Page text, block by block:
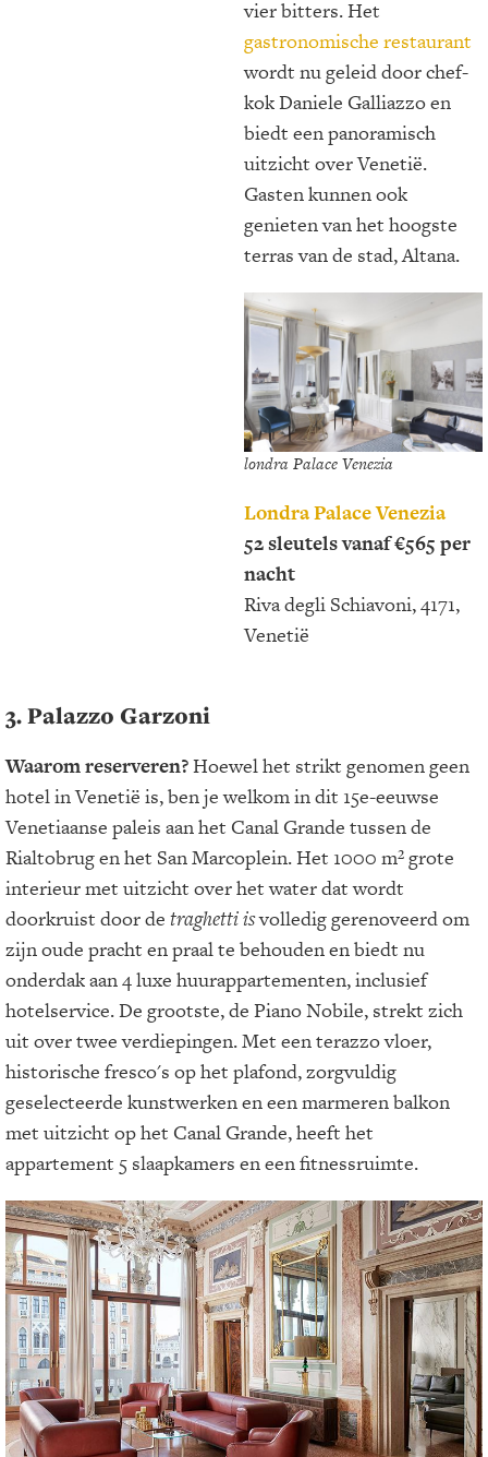
vier bitters. Het
gastronomische restaurant
wordt nu geleid door chef-
kok Daniele Galliazzo en
biedt een panoramisch
uitzicht over Venetië.
Gasten kunnen ook
genieten van het hoogste
terras van de stad, Altana.
londra Palace Venezia
Londra Palace Venezia
52 sleutels vanaf €565 per
nacht
Riva degli Schiavoni, 4171,
Venetië
3. Palazzo Garzoni
Waarom reserveren?Hoewel het strikt genomen geen
hotel in Venetië is, ben je welkom in dit 15e-eeuwse
Venetiaanse paleis aan het Canal Grande tussen de
Rialtobrug en het San Marcoplein. Het 1000 m² grote
interieur met uitzicht over het water dat wordt
doorkruist door de traghetti isvolledig gerenoveerd om
zijn oude pracht en praal te behouden en biedt nu
onderdak aan 4 luxe huurappartementen, inclusief
hotelservice. De grootste, de Piano Nobile, strekt zich
uit over twee verdiepingen. Met een terazzo vloer,
historische fresco's op het plafond, zorgvuldig
geselecteerde kunstwerken en een marmeren balkon
met uitzicht op het Canal Grande, heeft het
appartement 5 slaapkamers en een fitnessruimte.